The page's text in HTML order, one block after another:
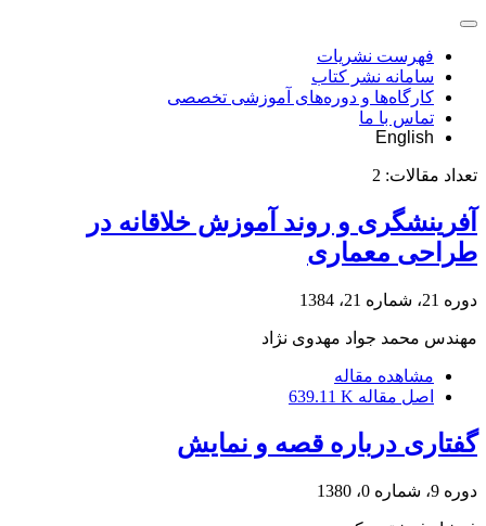
فهرست نشریات
سامانه نشر کتاب
کارگاه‌ها و دوره‌های آموزشی تخصصی
تماس با ما
English
تعداد مقالات: 2
آفرینشگری و روند آموزش خلاقانه در
طراحی معماری
دوره 21، شماره 21، 1384
مهندس محمد جواد مهدوی نژاد
مشاهده مقاله
اصل مقاله 639.11 K
گفتاری درباره قصه و نمایش
دوره 9، شماره 0، 1380